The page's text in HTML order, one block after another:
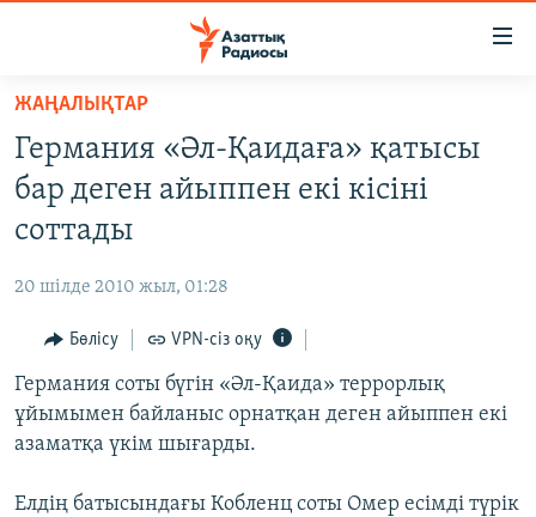
Skip
main
content
main
Search
САЯСАТ
AZATTYQTV
АДАМ ҚҰҚЫҚТАРЫ
ӘЛЕУМЕТ
ӘЛЕМ
АРНАЙЫ ЖОБАЛАР
Русский
ЖАҢАЛЫҚТАР
Германия «Әл-Қаидаға» қатысы
бар деген айыппен екі кісіні
соттады
20 шілде 2010 жыл, 01:28
Бөлісу VPN-сіз оқу
Германия соты бүгін «Әл-Қаида» террорлық
ұйымымен байланыс орнатқан деген айыппен екі
азаматқа үкім шығарды.
Елдің батысындағы Кобленц соты Омер есімді түрік